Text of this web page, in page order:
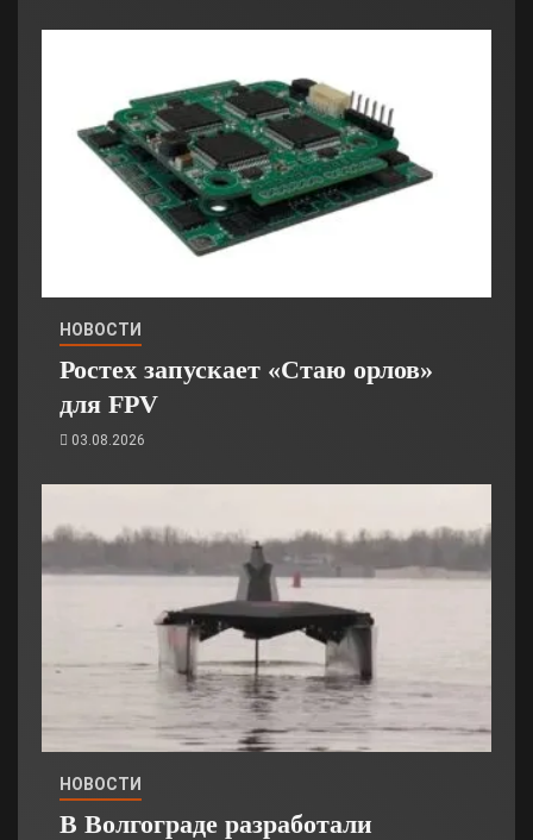
НОВОСТИ
Ростех запускает «Стаю орлов»
для FPV
03.08.2026
НОВОСТИ
В Волгограде разработали